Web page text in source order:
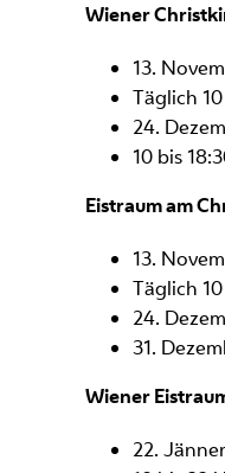
Wiener
13.
Täglich
24.
10 bis
Eistraum am
13.
Täglich
24.
31.
Wiener
22.